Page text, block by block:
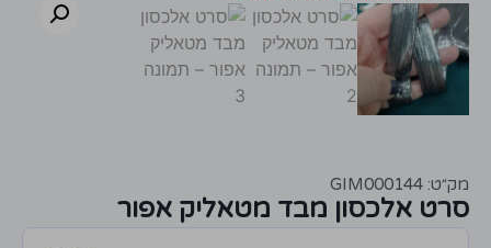
מק״ט: GIM000144
סרט אלכסון מבד מטאליק אפור